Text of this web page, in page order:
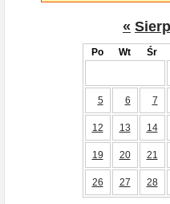
«
Po Wt Śr
5 6 7
12 13 14
19 20 21
26 27 28